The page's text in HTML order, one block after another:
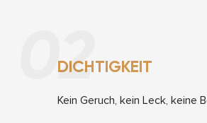
02
DICHTIGKEIT
Kein Geruch, kein Leck, keine